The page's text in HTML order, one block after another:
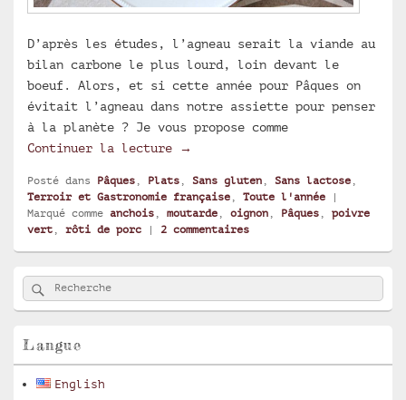
D’après les études, l’agneau serait la viande au
bilan carbone le plus lourd, loin devant le
boeuf. Alors, et si cette année pour Pâques on
évitait l’agneau dans notre assiette pour penser
à la planète ? Je vous propose comme
Continuer la lecture
Rôti de porc au poivre vert du
→
Posté dans Pâques , Plats , Sans gluten , Sans lactose ,
Terroir et Gastronomie française , Toute l'année
|
Marqué comme anchois , moutarde , oignon , Pâques , poivre
vert , rôti de porc | 2 commentaires
Zone
principale
de
pour
latérale
Recherche :
Rechercher
Langue
English